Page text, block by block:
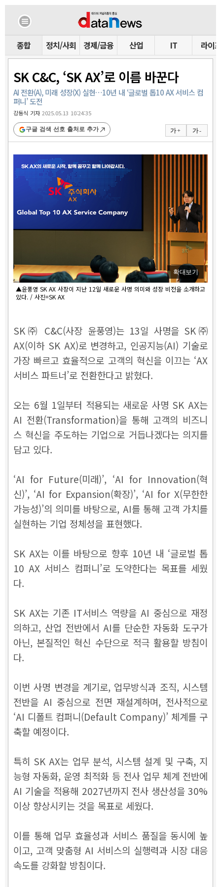
종합 정치/사회 경제/금융 산업 IT 라이프
SK C&C, ‘SK AX’로 이름 바꾼다
AI 전환(A), 미래 성장(X) 실현…10년 내 ‘글로벌 톱10 AX 서비스 컴
퍼니’ 도전
강동식 기자2025.05.13 10:24:35
가 + 가 -
구글 검색 선호 출처로 추가
확대보기
▲윤풍영 SK AX 사장이 지난 12일 새로운 사명 의미와 성장 비전을 소개하고
있다. / 사진=SK AX
SK㈜ C&C(사장 윤풍영)는 13일 사명을 SK㈜
AX(이하 SK AX)로 변경하고, 인공지능(AI) 기술로
가장 빠르고 효율적으로 고객의 혁신을 이끄는 ‘AX
서비스 파트너’로 전환한다고 밝혔다.
오는 6월 1일부터 적용되는 새로운 사명 SK AX는
AI 전환(Transformation)을 통해 고객의 비즈니
스 혁신을 주도하는 기업으로 거듭나겠다는 의지를
담고 있다.
‘AI for Future(미래)’, ‘AI for Innovation(혁
신)’, ‘AI for Expansion(확장)’, ‘AI for X(무한한
가능성)’의 의미를 바탕으로, AI를 통해 고객 가치를
실현하는 기업 정체성을 표현했다.
SK AX는 이를 바탕으로 향후 10년 내 ‘글로벌 톱
10 AX 서비스 컴퍼니’로 도약한다는 목표를 세웠
다.
SK AX는 기존 IT서비스 역량을 AI 중심으로 재정
의하고, 산업 전반에서 AI를 단순한 자동화 도구가
아닌, 본질적인 혁신 수단으로 적극 활용할 방침이
다.
이번 사명 변경을 계기로, 업무방식과 조직, 시스템
전반을 AI 중심으로 전면 재설계하며, 전사적으로
‘AI 디폴트 컴퍼니(Default Company)’ 체계를 구
축할 예정이다.
특히 SK AX는 업무 분석, 시스템 설계 및 구축, 지
능형 자동화, 운영 최적화 등 전사 업무 체계 전반에
AI 기술을 적용해 2027년까지 전사 생산성을 30%
이상 향상시키는 것을 목표로 세웠다.
이를 통해 업무 효율성과 서비스 품질을 동시에 높
이고, 고객 맞춤형 AI 서비스의 실행력과 시장 대응
속도를 강화할 방침이다.